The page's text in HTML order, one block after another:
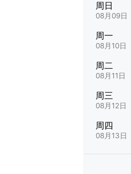
周日
08月09日
周一
08月10日
周二
08月11日
周三
08月12日
周四
08月13日